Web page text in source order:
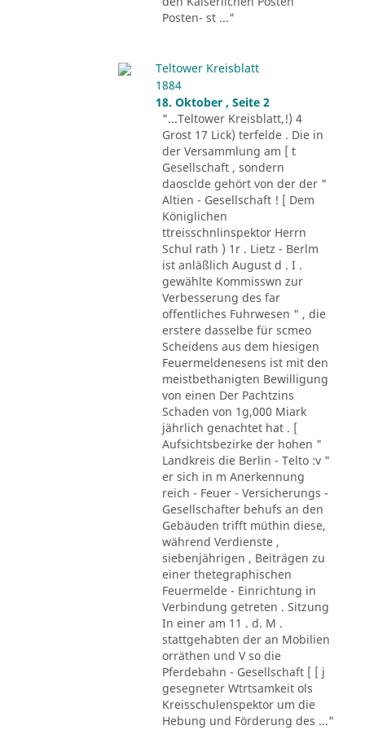
Posten- st ..."
Teltower Kreisblatt
1884
18. Oktober , Seite 2
"...Teltower Kreisblatt,!) 4
Grost 17 Lick) terfelde . Die in
der Versammlung am [ t
Gesellschaft , sondern
daosclde gehört von der der "
Altien - Gesellschaft ! [ Dem
Königlichen
ttreisschnlinspektor Herrn
Schul rath ) 1r . Lietz - Berlm
ist anläßlich August d . I .
gewählte Kommisswn zur
Verbesserung des far
offentliches Fuhrwesen " , die
erstere dasselbe für scmeo
Scheidens aus dem hiesigen
Feuermeldenesens ist mit den
meistbethanigten Bewilligung
von einen Der Pachtzins
Schaden von 1g,000 Miark
jährlich genachtet hat . [
Aufsichtsbezirke der hohen "
Landkreis die Berlin - Telto :v "
er sich in m Anerkennung
reich - Feuer - Versicherungs -
Gesellschafter behufs an den
Gebäuden trifft müthin diese,
während Verdienste ,
siebenjährigen , Beiträgen zu
einer thetegraphischen
Feuermelde - Einrichtung in
Verbindung getreten . Sitzung
In einer am 11 . d. M .
stattgehabten der an Mobilien
orräthen und V so die
Pferdebahn - Gesellschaft [ [ j
gesegneter Wtrtsamkeit ols
Kreisschulenspektor um die
Hebung und Förderung des ..."